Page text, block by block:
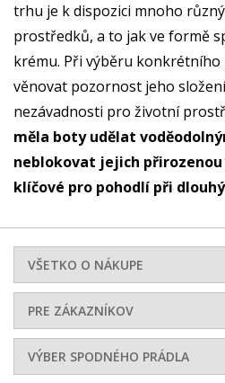
trhu je k dispozici mnoho
prostředků, a to jak ve formě
krému. Při výběru
věnovat pozornost jeho
nezávadnosti pro životní
měla boty udělat
neblokovat jejich přirozenou
klíčové pro pohodlí při
VŠETKO O NÁKUPE
PRE ZÁKAZNÍKOV
VÝBER SPODNÉHO PRÁDLA